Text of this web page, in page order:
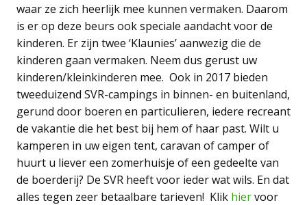
waar ze zich heerlijk mee kunnen vermaken. Daarom
is er op deze beurs ook speciale aandacht voor de
kinderen. Er zijn twee ‘Klaunies’ aanwezig die de
kinderen gaan vermaken. Neem dus gerust uw
kinderen/kleinkinderen mee. Ook in 2017 bieden
tweeduizend SVR-campings in binnen- en buitenland,
gerund door boeren en particulieren, iedere recreant
de vakantie die het best bij hem of haar past. Wilt u
kamperen in uw eigen tent, caravan of camper of
huurt u liever een zomerhuisje of een gedeelte van
de boerderij? De SVR heeft voor ieder wat wils. En dat
alles tegen zeer betaalbare tarieven! Klik hiervoor